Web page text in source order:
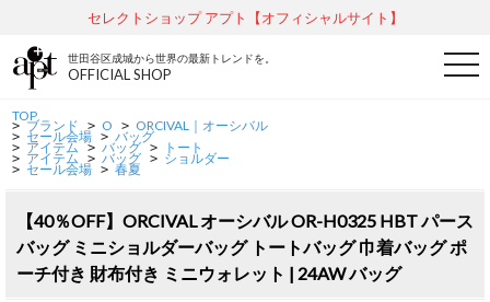
セレクトショップ アプト【オフィシャルサイト】
世田谷区成城から世界の最新トレンドを。
OFFICIAL SHOP
t
o
g
a
t
TOP
> ブランド > O > ORCIVAL｜オーシバル
> セール会場 > バッグ
> アイテム > バッグ > トート
> アイテム > バッグ > ショルダー
> セール会場 > 春夏
【40％OFF】ORCIVAL オーシバル OR-H0325 HBT パース
バッグ ミニショルダーバッグ トートバッグ 巾着バッグ ポ
ーチ付き 財布付き ミニウォレット | 24AW バッグ